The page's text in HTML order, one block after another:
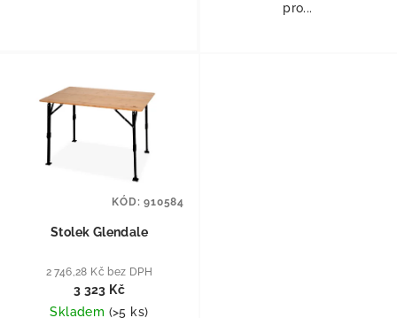
pro...
Stolek Glendale
2 746,28 Kč bez DPH
3 323 Kč
Skladem (>5 ks)
KÓD:910584